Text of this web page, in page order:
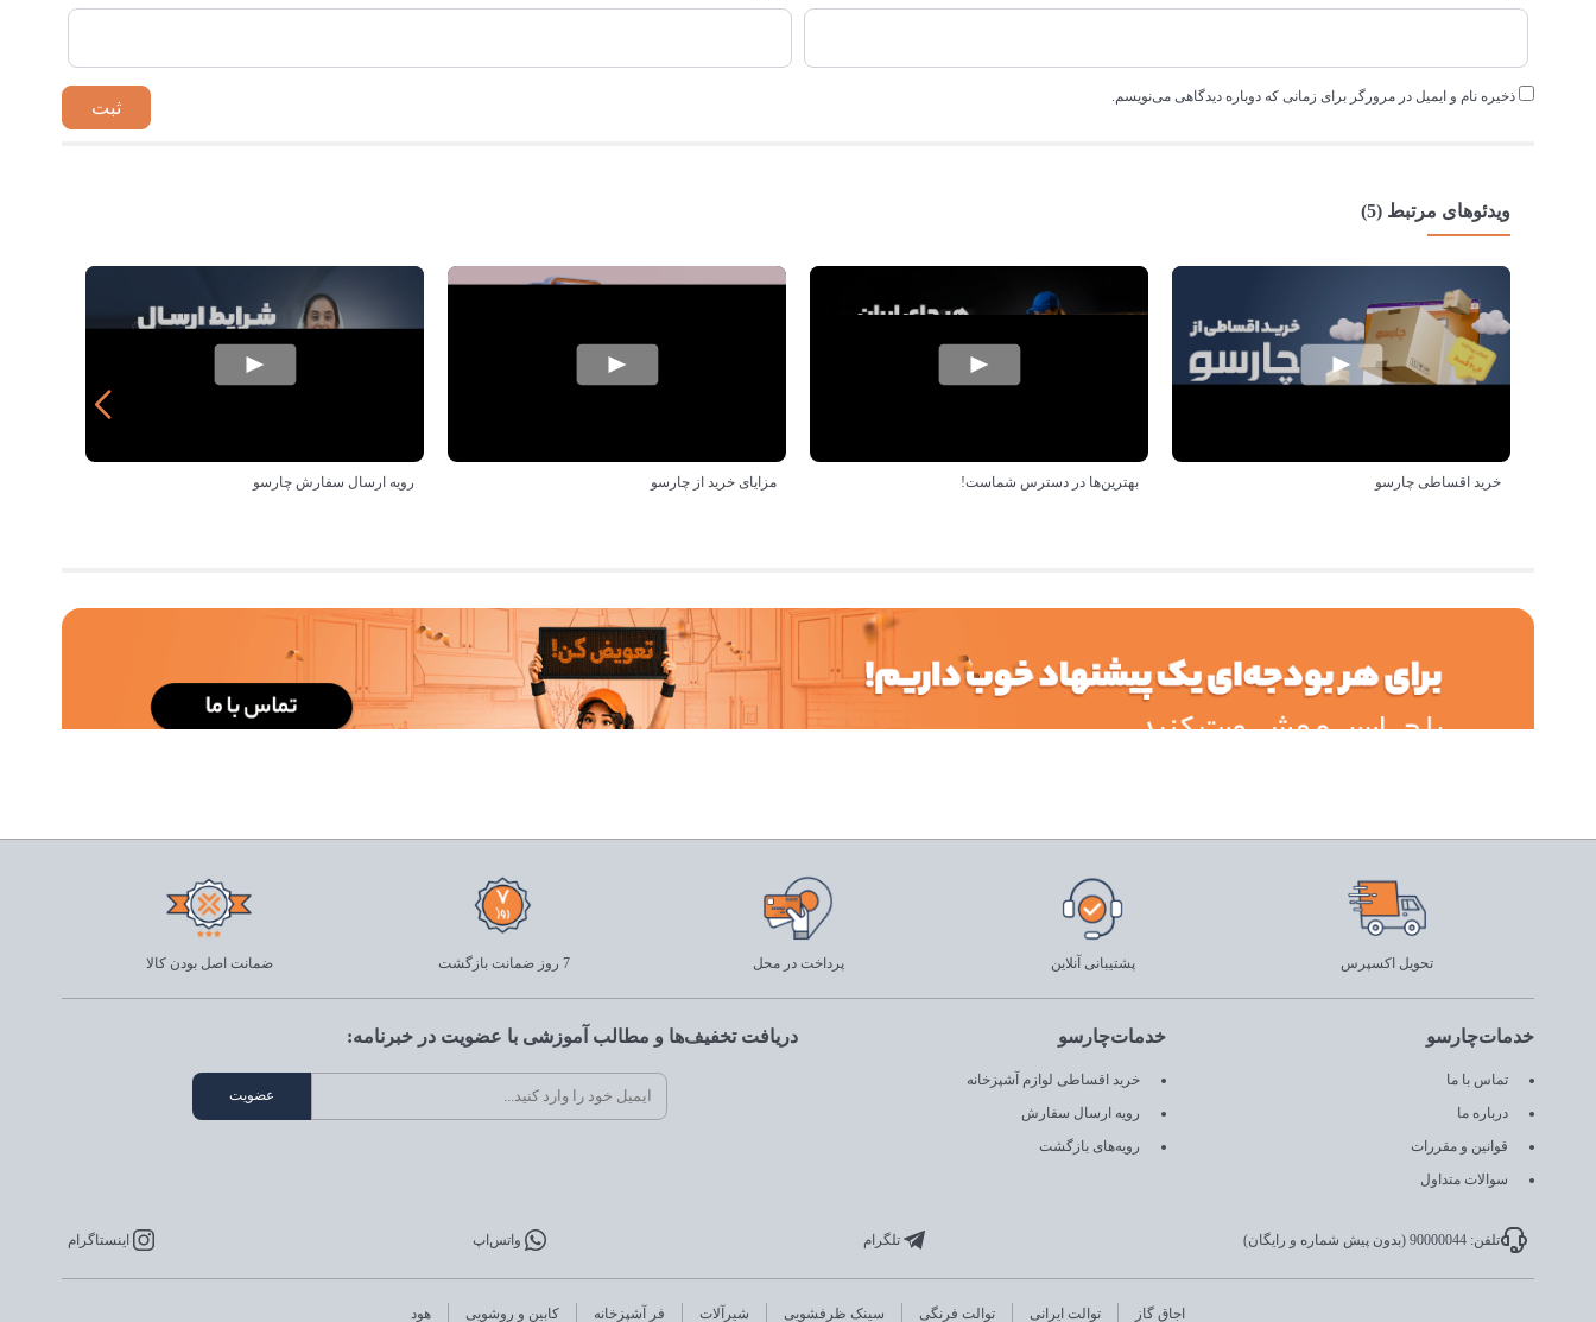
ذخیره نام و ایمیل در مرورگر برای زمانی که دوباره دیدگاهی می‌نویسم.
ویدئوهای مرتبط (5)
خرید اقساطی چارسو بهترین‌ها در دسترس شماست! مزایای خرید از چارسو رویه ارسال سفارش چارسو
تحویل اکسپرس پشتیبانی آنلاین پرداخت در محل 7 روز ضمانت بازگشت ضمانت اصل بودن کالا
خدمات‌چارسو
تماس با ما
درباره ما
قوانین و مقررات
سوالات متداول
خدمات‌چارسو
خرید اقساطی لوازم آشپزخانه
رویه ارسال سفارش
رویه‌های بازگشت
دریافت تخفیف‌ها و مطالب آموزشی با عضویت در خبرنامه:
تلفن: 90000044 (بدون پیش شماره و رایگان) تلگرام واتس‌اپ اینستاگرام
اجاق گاز توالت ایرانی توالت فرنگی سینک ظرفشویی شیرآلات فر آشپزخانه کابین و روشویی هود